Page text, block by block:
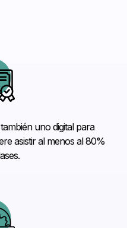
uno digital para
asistir al menos al 80%